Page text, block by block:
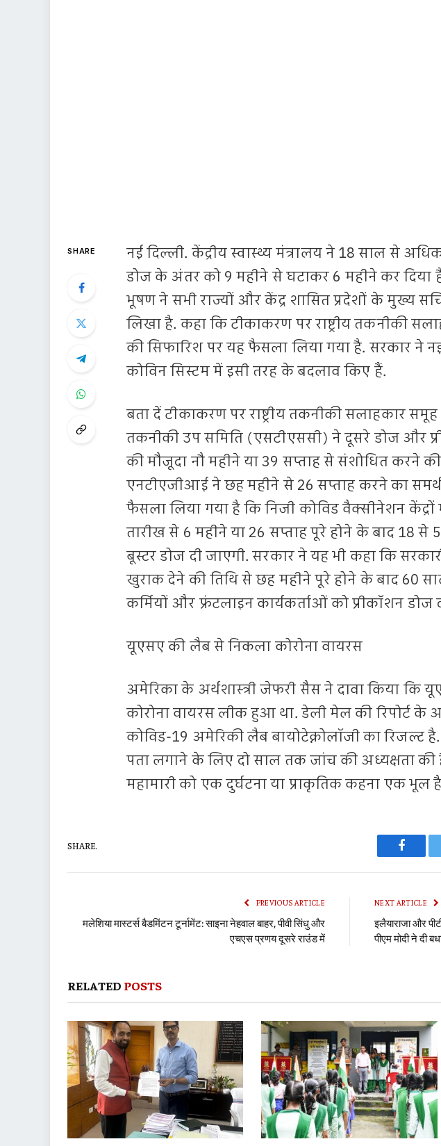
SHARE
नई दिल्ली. केंद्रीय स्वास्थ्य मंत्रालय ने 18 साल से
डोज के अंतर को 9 महीने से घटाकर 6 महीने कर दिया
भूषण ने सभी राज्यों और केंद्र शासित प्रदेशों के मुख्य
लिखा है. कहा कि टीकाकरण पर राष्ट्रीय तकनीकी
की सिफारिश पर यह फैसला लिया गया है. सरकार ने
कोविन सिस्टम में इसी तरह के बदलाव किए हैं.
बता दें टीकाकरण पर राष्ट्रीय तकनीकी सलाहकार
तकनीकी उप समिति (एसटीएससी) ने दूसरे डोज और
की मौजूदा नौ महीने या 39 सप्ताह से संशोधित करने
एनटीएजीआई ने छह महीने से 26 सप्ताह करने का
फैसला लिया गया है कि निजी कोविड वैक्सीनेशन
तारीख से 6 महीने या 26 सप्ताह पूरे होने के बाद 18 से
बूस्टर डोज दी जाएगी. सरकार ने यह भी कहा कि
खुराक देने की तिथि से छह महीने पूरे होने के बाद 60
कर्मियों और फ्रंटलाइन कार्यकर्ताओं को प्रीकॉशन डोज
यूएसए की लैब से निकला कोरोना वायरस
अमेरिका के अर्थशास्त्री जेफरी सैस ने दावा किया कि
कोरोना वायरस लीक हुआ था. डेली मेल की रिपोर्ट के
कोविड-19 अमेरिकी लैब बायोटेक्नोलॉजी का रिजल्ट
पता लगाने के लिए दो साल तक जांच की अध्यक्षता की
महामारी को एक दुर्घटना या प्राकृतिक कहना एक भूल
SHARE.
PREVIOUS ARTICLE
मलेशिया मास्टर्स बैडमिंटन टूर्नामेंट: साइना नेहवाल बाहर, पीवी सिंधु और
एचएस प्रणय दूसरे राउंड में
NEXT ARTICLE
इलैयाराजा और
पीएम मोदी ने दी
RELATED POSTS